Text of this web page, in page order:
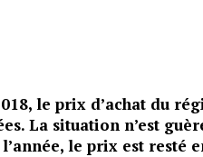
le prix d’achat du
La situation n’est
le prix est resté